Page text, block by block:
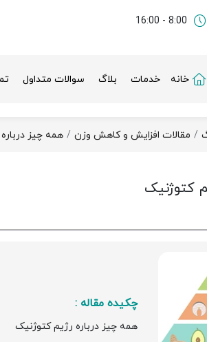
8:00 - 16:00
خانه خدمات بلاگ سوالات متداول
مقالات افزایش و کاهش وزن همه چیز
کتوژنیک
چکیده مقاله :
همه چیز درباره رژیم کتوژنیک